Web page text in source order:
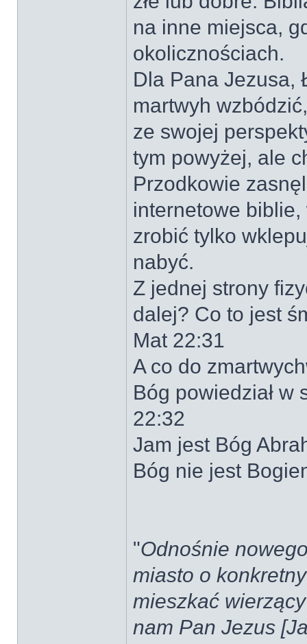
na inne miejsca,
okolicznościach.
Dla Pana Jezusa,
martwyh
ze swojej
tym powyżej, ale
Przodkowie
internetowe
zrobić tylko
nabyć.
Z jednej strony
dalej? Co to jest
Mat 22:31
A co do
Bóg powiedział w
22:32
Jam jest Bóg
Bóg nie jest
"Odnośnie
miasto o
mieszkać
nam Pan Jezus